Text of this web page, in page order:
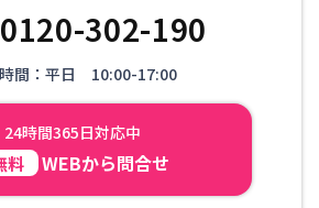
0120-302-190
間：平日 10:00-17:00
24時間365日対応中
料 WEBから問合せ